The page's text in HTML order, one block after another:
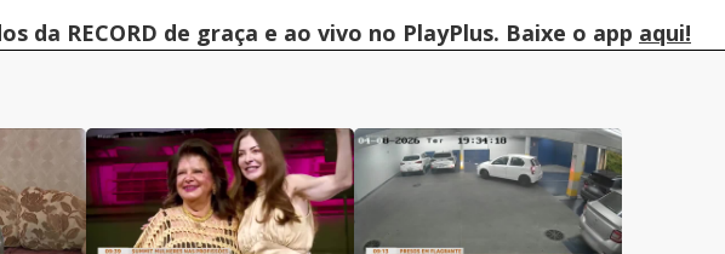
da RECORD de graça e ao vivo no PlayPlus. Baixe o app aqui!